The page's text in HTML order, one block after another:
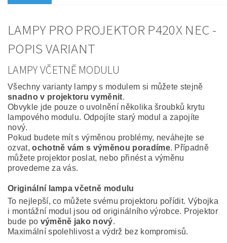
LAMPY PRO PROJEKTOR P420X NEC -
POPIS VARIANT
LAMPY VČETNĚ MODULU
Všechny varianty lampy s modulem si můžete stejně
snadno v projektoru vyměnit.
Obvykle jde pouze o uvolnění několika šroubků krytu
lampového modulu. Odpojíte starý modul a zapojíte
nový.
Pokud budete mít s výměnou problémy, neváhejte se
ozvat,ochotně vám s výměnou poradíme. Případně
můžete projektor poslat, nebo přinést a výměnu
provedeme za vás.
Originální lampa včetně modulu
To nejlepší, co můžete svému projektoru pořídit. Výbojka
i montážní modul jsou od originálního výrobce. Projektor
bude po výměně jako nový.
Maximální spolehlivost a výdrž bez kompromisů.